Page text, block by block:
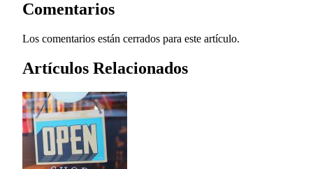
Comentarios
Los comentarios están cerrados para este artículo.
Artículos Relacionados